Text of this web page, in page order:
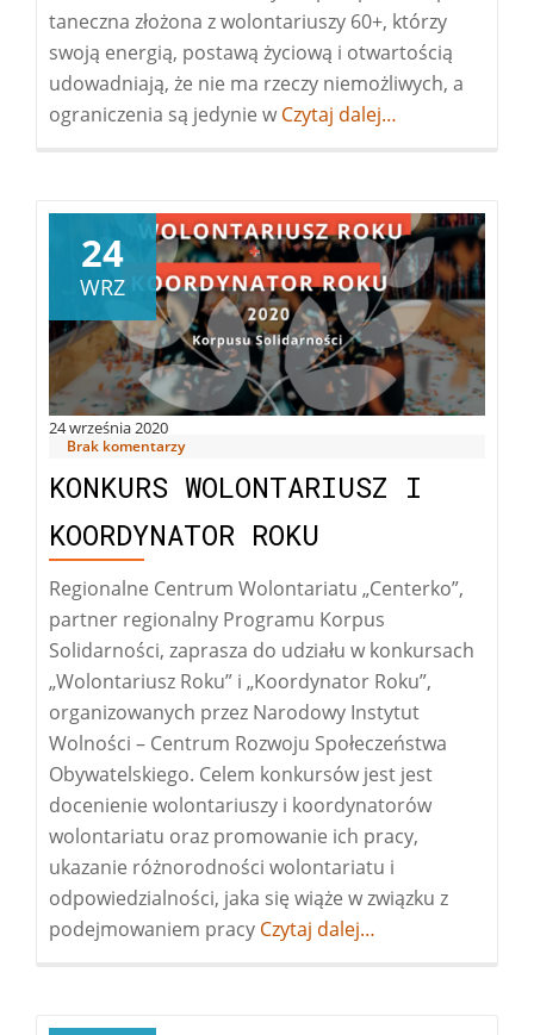
taneczna złożona z wolontariuszy 60+, którzy
swoją energią, postawą życiową i otwartością
udowadniają, że nie ma rzeczy niemożliwych, a
ograniczenia są jedynie w Więcej
dla
wolontariuszy
Czytaj dalej…
24 września 2020
24
WRZ
Brak komentarzy
KONKURS WOLONTARIUSZ I
KOORDYNATOR ROKU
Regionalne Centrum Wolontariatu „Centerko”,
partner regionalny Programu Korpus
Solidarności, zaprasza do udziału w konkursach
„Wolontariusz Roku” i „Koordynator Roku”,
organizowanych przez Narodowy Instytut
Wolności – Centrum Rozwoju Społeczeństwa
Obywatelskiego. Celem konkursów jest jest
docenienie wolontariuszy i koordynatorów
wolontariatu oraz promowanie ich pracy,
ukazanie różnorodności wolontariatu i
odpowiedzialności, jaka się wiąże w związku z
podejmowaniem pracy Więcej
Czytaj dalej…